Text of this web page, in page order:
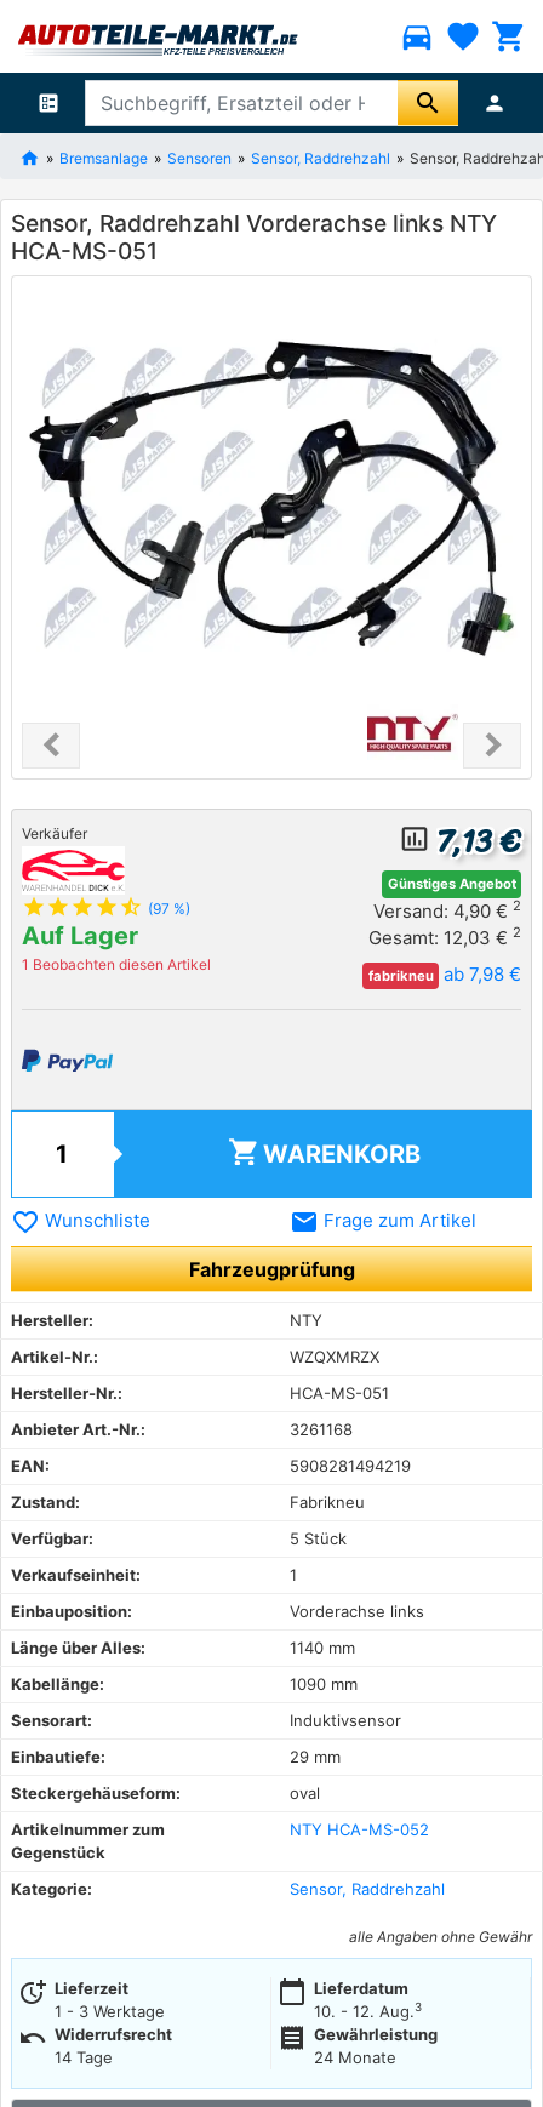
directions_car favorite shopping_cart
ballot search person
Bremsanlage Sensoren Sensor, Raddrehzahl Sensor,
Sensor, Raddrehzahl Vorderachse links NTY
HCA-MS-051
chevron_leftPrevious chevron_right
Next
Verkäufer
star star star star star_half (97 %)
Auf Lager
1 Beobachten diesen Artikel
insert_chart_outlined 7,13 €
Günstiges Angebot
Versand: 4,90 € 2
Gesamt: 12,03 € 2
fabrikneu ab 7,98 €
shopping_cart WARENKORB
favorite_border Wunschliste email Frage zum Artikel
Fahrzeugprüfung
Hersteller:
NTY
Artikel-Nr.:
WZQXMRZX
Hersteller-Nr.:
HCA-MS-051
Anbieter Art.-Nr.:
3261168
EAN:
5908281494219
Zustand:
Fabrikneu
Verfügbar:
5 Stück
Verkaufseinheit:
1
Einbauposition:
Vorderachse links
Länge über Alles:
1140 mm
Kabellänge:
1090 mm
Sensorart:
Induktivsensor
Einbautiefe:
29 mm
Steckergehäuseform:
oval
Artikelnummer zum
Gegenstück
NTY HCA-MS-052
Kategorie: Sensor, Raddrehzahl
alle Angaben ohne Gewähr
more_time Lieferzeit
1 - 3 Werktage
calendar_today Lieferdatum
10. - 12. Aug.3
undo Widerrufsrecht
14 Tage
receipt
Gewährleistung
24 Monate